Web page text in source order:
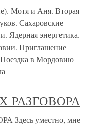
Мотя и Аня. Вторая
Сахаровские
Ядерная энергетика.
Приглашение
в Мордовию
РАЗГОВОРА
уместно, мне